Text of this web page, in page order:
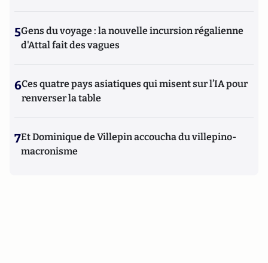
5Gens du voyage : la nouvelle incursion régalienne
d'Attal fait des vagues
6Ces quatre pays asiatiques qui misent sur l’IA pour
renverser la table
7Et Dominique de Villepin accoucha du villepino-
macronisme